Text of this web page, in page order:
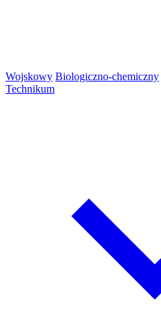
Wojskowy Biologiczno-chemiczny
Technikum